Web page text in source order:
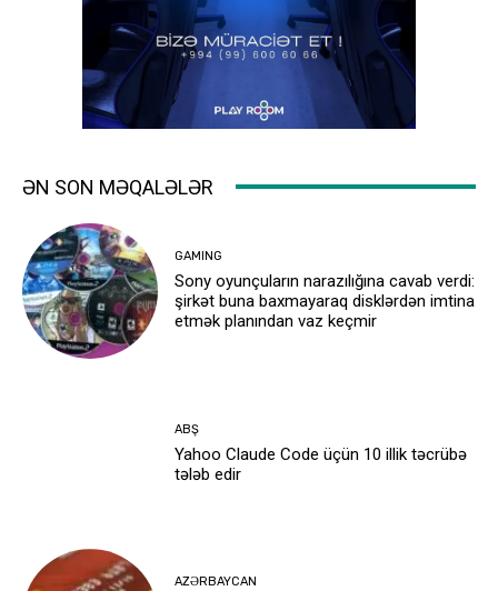
ƏN SON MƏQALƏLƏR
GAMING
Sony oyunçuların narazılığına cavab verdi:
şirkət buna baxmayaraq disklərdən imtina
etmək planından vaz keçmir
ABŞ
Yahoo Claude Code üçün 10 illik təcrübə
tələb edir
AZƏRBAYCAN